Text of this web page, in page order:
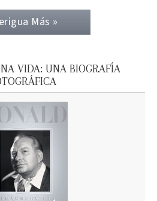
Más »
VIDA: UNA BIOGRAFÍA